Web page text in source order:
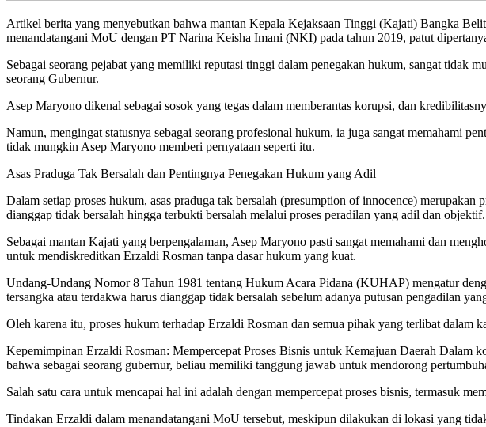
Artikel berita yang menyebutkan bahwa mantan Kepala Kejaksaan Tinggi (Kajati) Bangka
menandatangani MoU dengan PT Narina Keisha Imani (NKI) pada tahun 2019, patut
Sebagai seorang pejabat yang memiliki reputasi tinggi dalam penegakan hukum, sangat tidak
seorang Gubernur.
Asep Maryono dikenal sebagai sosok yang tegas dalam memberantas korupsi, dan
Namun, mengingat statusnya sebagai seorang profesional hukum, ia juga sangat memahami
tidak mungkin Asep Maryono memberi pernyataan seperti itu.
Asas Praduga Tak Bersalah dan Pentingnya Penegakan Hukum yang Adil
Dalam setiap proses hukum, asas praduga tak bersalah (presumption of innocence)
dianggap tidak bersalah hingga terbukti bersalah melalui proses peradilan yang adil dan objektif.
Sebagai mantan Kajati yang berpengalaman, Asep Maryono pasti sangat memahami dan
untuk mendiskreditkan Erzaldi Rosman tanpa dasar hukum yang kuat.
Undang-Undang Nomor 8 Tahun 1981 tentang Hukum Acara Pidana (KUHAP) mengatur
tersangka atau terdakwa harus dianggap tidak bersalah sebelum adanya putusan pengadilan
Oleh karena itu, proses hukum terhadap Erzaldi Rosman dan semua pihak yang terlibat dalam
Kepemimpinan Erzaldi Rosman: Mempercepat Proses Bisnis untuk Kemajuan Daerah
bahwa sebagai seorang gubernur, beliau memiliki tanggung jawab untuk mendorong
Salah satu cara untuk mencapai hal ini adalah dengan mempercepat proses bisnis, termasuk
Tindakan Erzaldi dalam menandatangani MoU tersebut, meskipun dilakukan di lokasi yang